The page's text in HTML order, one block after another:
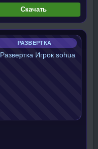
Скачать
РАЗВЕРТКА